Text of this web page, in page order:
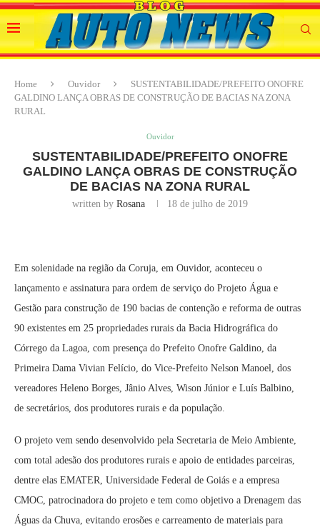
Home Ouvidor
SUSTENTABILIDADE/PREFEITO ONOFRE
GALDINO LANÇA OBRAS DE CONSTRUÇÃO DE BACIAS NA ZONA
RURAL
Ouvidor
SUSTENTABILIDADE/PREFEITO ONOFRE
GALDINO LANÇA OBRAS DE CONSTRUÇÃO
DE BACIAS NA ZONA RURAL
written by Rosana 18 de julho de 2019
Em solenidade na região da Coruja, em Ouvidor, aconteceu o
lançamento e assinatura para ordem de serviço do Projeto Água e
Gestão para construção de 190 bacias de contenção e reforma de outras
90 existentes em 25 propriedades rurais da Bacia Hidrográfica do
Córrego da Lagoa, com presença do Prefeito Onofre Galdino, da
Primeira Dama Vivian Felício, do Vice-Prefeito Nelson Manoel, dos
vereadores Heleno Borges, Jânio Alves, Wison Júnior e Luís Balbino,
de secretários, dos produtores rurais e da população.
O projeto vem sendo desenvolvido pela Secretaria de Meio Ambiente,
com total adesão dos produtores rurais e apoio de entidades parceiras,
dentre elas EMATER, Universidade Federal de Goiás e a empresa
CMOC, patrocinadora do projeto e tem como objetivo a Drenagem das
Águas da Chuva, evitando erosões e carreamento de materiais para